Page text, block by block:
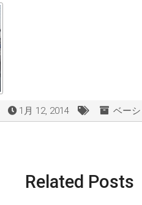
1月 12, 2014 ベー
Related Posts